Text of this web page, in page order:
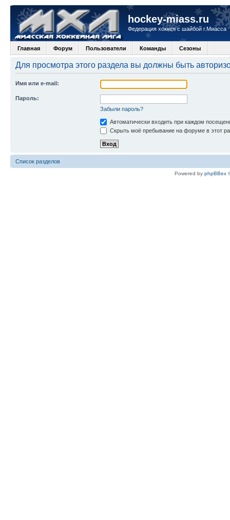
hockey-miass.ru
Федерация хоккея с шайбой г.Миасса
Главная Форум Пользователи Команды Сезоны
Для просмотра этого раздела вы должны быть
Имя или e-mail:
Пароль:
Забыли пароль?
Автоматически входить при каждом
Скрыть моё пребывание на форуме в этот
Список разделов
Powered by phpBBex